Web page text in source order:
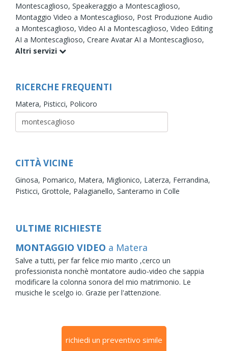
Montescaglioso, Speakeraggio a Montescaglioso,
Montaggio Video a Montescaglioso, Post Produzione Audio
a Montescaglioso, Video AI a Montescaglioso, Video Editing
AI a Montescaglioso, Creare Avatar AI a Montescaglioso,
Altri servizi
RICERCHE FREQUENTI
Matera, Pisticci, Policoro
CITTÀ VICINE
Ginosa, Pomarico, Matera, Miglionico, Laterza, Ferrandina,
Pisticci, Grottole, Palagianello, Santeramo in Colle
ULTIME RICHIESTE
MONTAGGIO VIDEO a Matera
Salve a tutti, per far felice mio marito ,cerco un
professionista nonchè montatore audio-video che sappia
modificare la colonna sonora del mio matrimonio. Le
musiche le scelgo io. Grazie per l'attenzione.
richiedi un preventivo simile